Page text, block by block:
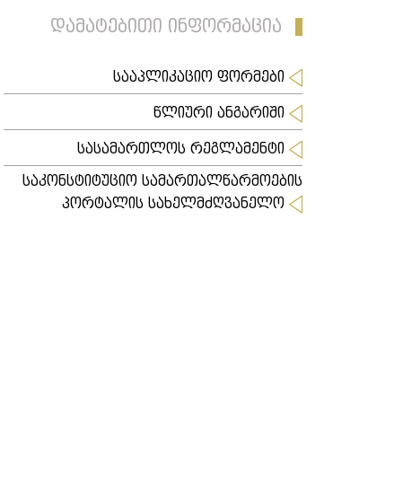
დამატებითი ინფორმაცია
სააპლიკაციო ფორმები
წლიური ანგარიში
სასამართლოს რეგლამენტი
საკონსტიტუციო სამართალწარმოების
პორტალის სახელმძღვანელო